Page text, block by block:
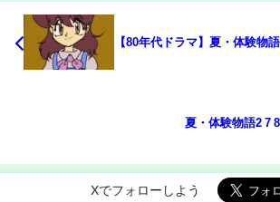
夏・体験物語2 7
Xでフォローしよう